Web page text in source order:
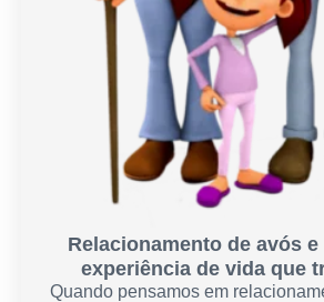
Relacionamento de avós
experiência de vida que
Quando pensamos em